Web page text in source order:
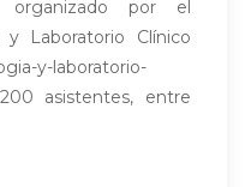
organizado por el
Laboratorio Clínico
y-laboratorio-
asistentes, entre